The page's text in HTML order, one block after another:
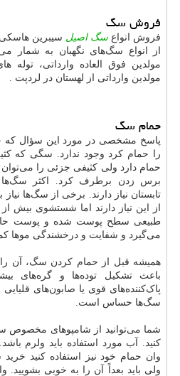
فروش سگ
فروش انواع سگ اصیل سیبرین
از انواع سگ‌های نگهبان به شمار
مولدین فوق العاده وارداتی، توله
مولدین وارداتی از لهستان در لردپت .
حمام سگ
پاسخ مشخصی در مورد این سؤال که
را حمام کرد وجود ندارد. سگی که
حمام دارد ولی کثیفی جزئی را
برس زدن برطرف کرد. اکثر
تابستان نیاز دارند. برخی از سگ‌ها
از این نیاز دارند اما شستشوی بیش
طبیعی سطح پوست شده و پوست
می‌گیرد و شفایت و درخشندگی موها
همیشه قبل از حمام کردن سگ، آن را
باعث تشکیل توده‌ها و گره‌های
پاک‌کننده‌های قوی یا صابون‌های
سگ‌ها حساس است.
شما می‌توانید از شامپوهای مخصوص
کنید. آب مورد استفاده باید ولرم
وان حمام خود نیز استفاده کنید
ولی باید بعداً آن را به خوبی